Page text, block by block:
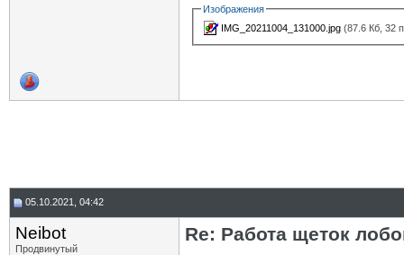
Изображения
IMG_20211004_131000.jpg (87.6 Кб, 32
05.10.2021, 04:42
Neibot
Продвинутый
Re: Работа щеток